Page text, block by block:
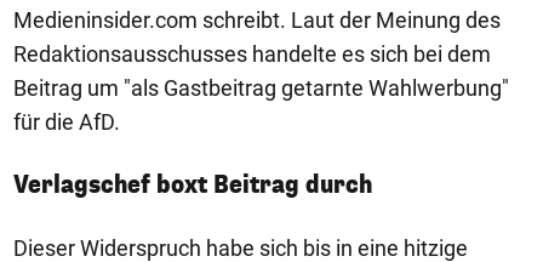
Medieninsider.com schreibt. Laut der Meinung des
Redaktionsausschusses handelte es sich bei dem
Beitrag um "als Gastbeitrag getarnte Wahlwerbung"
für die AfD.
Verlagschef boxt Beitrag durch
Dieser Widerspruch habe sich bis in eine hitzige